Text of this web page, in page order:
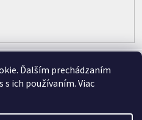
Ďalším prechádzaním
ich používaním. Viac